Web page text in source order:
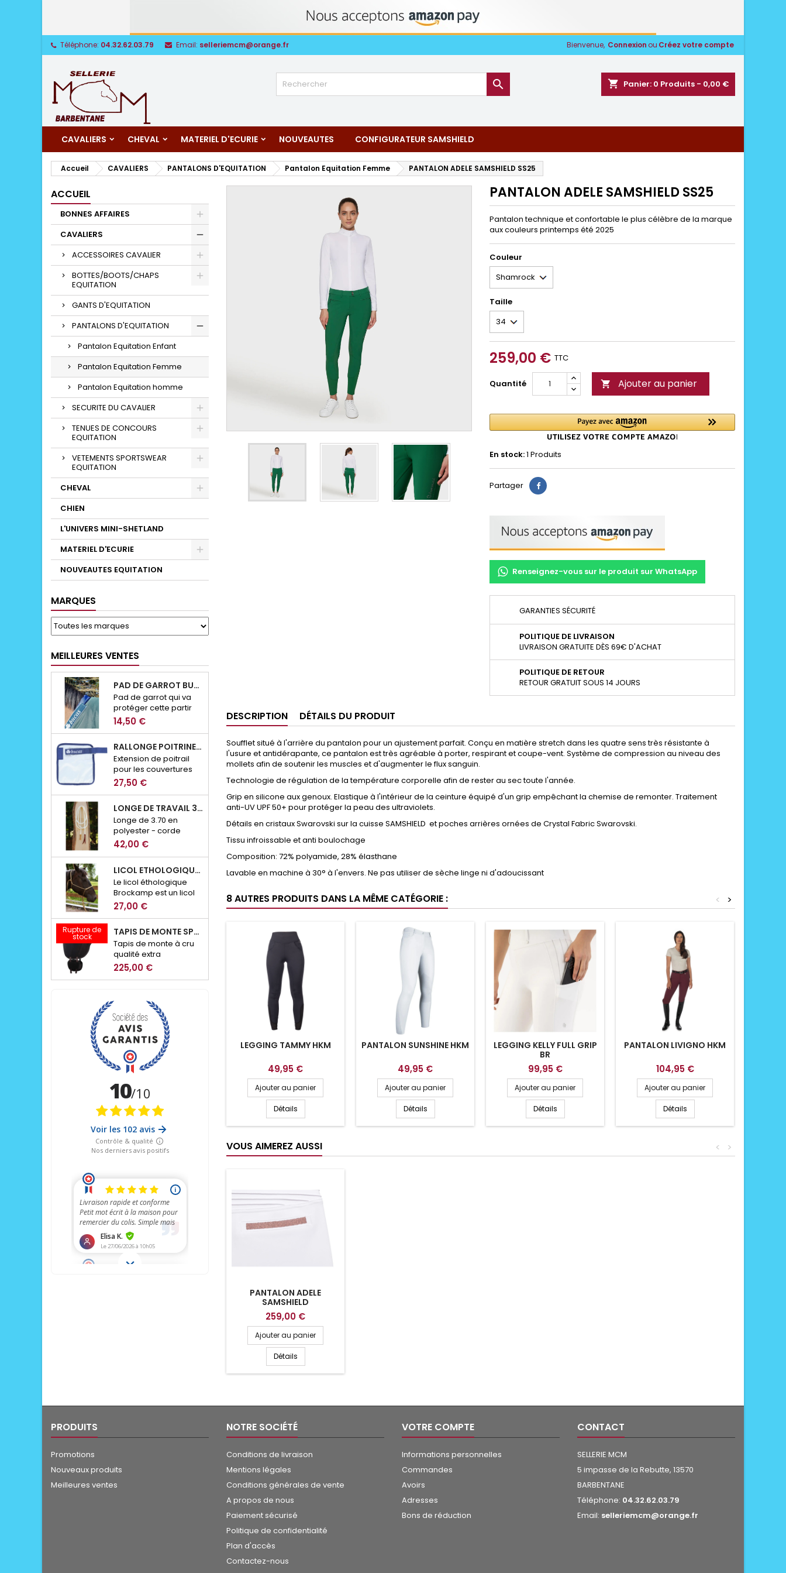
Téléphone: 04.32.62.03.79 Email: selleriemcm@orange.fr Bienvenue, Connexion ou Créez votre compte
shopping_cart Panier: 0 Produits - 0,00 €

CAVALIERS CHEVAL MATERIEL D'ECURIE NOUVEAUTES CONFIGURATEUR SAMSHIELD
Accueil CAVALIERS PANTALONS D'EQUITATION Pantalon Equitation Femme PANTALON ADELE SAMSHIELD SS25
ACCUEIL
BONNES AFFAIRES
CAVALIERS
ACCESSOIRES CAVALIER
BOTTES/BOOTS/CHAPS
EQUITATION
GANTS D'EQUITATION
PANTALONS D'EQUITATION
Pantalon Equitation Enfant
Pantalon Equitation Femme
Pantalon Equitation homme
SECURITE DU CAVALIER
TENUES DE CONCOURS
EQUITATION
VETEMENTS SPORTSWEAR
EQUITATION
CHEVAL
CHIEN
L'UNIVERS MINI-SHETLAND
MATERIEL D'ECURIE
NOUVEAUTES EQUITATION
MARQUES
MEILLEURES VENTES
PAD DE GARROT BUCAS
Pad de garrot qui va
protéger cette partir
sesnsible des
éventuels frottement
14,50 €
RALLONGE POITRINE CLICK N'GO BUCAS
Extension de poitrail
pour les couvertures
de la marque Bucas
avec système de
27,50 €
LONGE DE TRAVAIL 3.70M MOUSQUETON SECURITE BROCKAMP
Longe de 3.70 en
polyester - corde
13mm
42,00 €
LICOL ETHOLOGIQUE BROCKAMP
Le licol éthologique
Brockamp est un licol
en corde conçu pour
le travail à pied,
communication avec
le cheval. Précis,
résistant et adapté à
l’équitation
respect, de
mobilisation ou de
désensibilisation.
27,00 €
Rupture de
stock TAPIS DE MONTE SPECIAL BROCKAMP
Tapis de monte à cru
qualité extra
225,00 €
PANTALON ADELE SAMSHIELD SS25
Pantalon technique et confortable le plus célèbre de la marque
aux couleurs printemps été 2025
Couleur
Taille
259,00 € TTC
Quantité  Ajouter au panier
En stock:1 Produits
Partager
Renseignez-vous sur le produit sur WhatsApp
GARANTIES SÉCURITÉ
POLITIQUE DE LIVRAISON
LIVRAISON GRATUITE DÈS 69€ D'ACHAT
POLITIQUE DE RETOUR
RETOUR GRATUIT SOUS 14 JOURS
DESCRIPTION DÉTAILS DU PRODUIT
Soufflet situé à l'arrière du pantalon pour un ajustement parfait. Conçu en matière stretch dans les quatre sens très résistante à
l'usure et antidérapante, ce pantalon est très agréable à porter, respirant et coupe-vent. Système de compression au niveau des
mollets afin de soutenir les muscles et d'augmenter le flux sanguin.
Technologie de régulation de la température corporelle afin de rester au sec toute l'année.
Grip en silicone aux genoux. Elastique à l'intérieur de la ceinture équipé d'un grip empêchant la chemise de remonter. Traitement
anti-UV UPF 50+ pour protéger la peau des ultraviolets.
Détails en cristaux Swarovski sur la cuisse SAMSHIELD et poches arrières ornées de Crystal Fabric Swarovski.
Tissu infroissable et anti boulochage
Composition: 72% polyamide, 28% élasthane
Lavable en machine à 30° à l'envers. Ne pas utiliser de sèche linge ni d'adoucissant
8 AUTRES PRODUITS DANS LA MÊME CATÉGORIE : >
<
LEGGING TAMMY HKM
49,95 €
Ajouter au panier
Détails
PANTALON SUNSHINE HKM
49,95 €
Ajouter au panier
Détails
LEGGING KELLY FULL GRIP
BR
99,95 €
Ajouter au panier
Détails
PANTALON LIVIGNO HKM
104,95 €
Ajouter au panier
Détails
VOUS AIMEREZ AUSSI >
<
PANTALON ADELE
SAMSHIELD
259,00 €
Ajouter au panier
Détails
PRODUITS
Promotions
Nouveaux produits
Meilleures ventes
NOTRE SOCIÉTÉ
Conditions de livraison
Mentions légales
Conditions générales de vente
A propos de nous
Paiement sécurisé
Politique de confidentialité
Plan d'accès
Contactez-nous
VOTRE COMPTE
Informations personnelles
Commandes
Avoirs
Adresses
Bons de réduction
CONTACT
SELLERIE MCM
5 impasse de la Rebutte, 13570
BARBENTANE
Téléphone: 04.32.62.03.79
Email: selleriemcm@orange.fr